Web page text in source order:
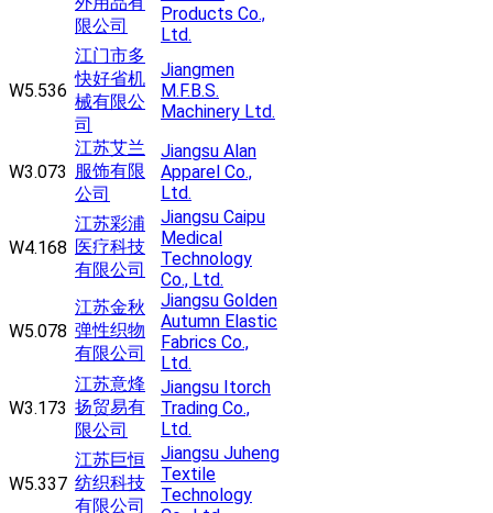
限公司
Products Co.,
Ltd.
W5.536
江门市多
快好省机
械有限公
司
Jiangmen
M.F.B.S.
Machinery Ltd.
W3.073
江苏艾兰
服饰有限
公司
Jiangsu Alan
Apparel Co.,
Ltd.
W4.168
江苏彩浦
医疗科技
有限公司
Jiangsu Caipu
Medical
Technology
Co., Ltd.
W5.078
江苏金秋
弹性织物
有限公司
Jiangsu Golden
Autumn Elastic
Fabrics Co.,
Ltd.
W3.173
江苏意烽
扬贸易有
限公司
Jiangsu Itorch
Trading Co.,
Ltd.
W5.337
江苏巨恒
纺织科技
有限公司
Jiangsu Juheng
Textile
Technology